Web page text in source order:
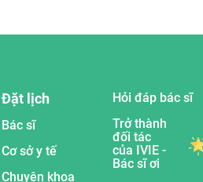
Đặt lịch
Bác sĩ
Cơ sở y tế
Chuyên khoa
Hỏi đáp bác sĩ
Trở thành
đối tác
của IVIE -
Bác sĩ ơi